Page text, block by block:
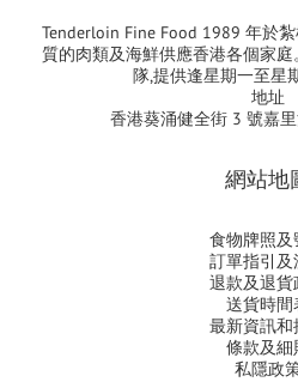
Tenderloin Fine Food 1989 年於
質的肉類及海鮮供應香港各個家
隊,提供逢星期一至星
地址
香港葵涌健全街 3 號嘉
網站地
食物牌照及
訂單指引及
退款及退貨
送貨時間
最新資訊和
條款及細
私隱政